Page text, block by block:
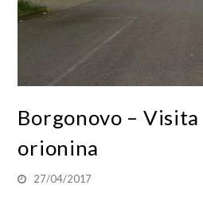
Borgonovo –
orionina
27/04/2017